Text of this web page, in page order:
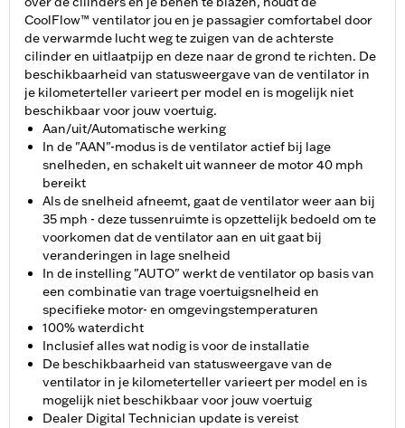
CoolFlow™ ventilator jou en je passagier comfortabel door
de verwarmde lucht weg te zuigen van de achterste
cilinder en uitlaatpijp en deze naar de grond te richten. De
beschikbaarheid van statusweergave van de ventilator in
je kilometerteller varieert per model en is mogelijk niet
beschikbaar voor jouw voertuig.
Aan/uit/Automatische werking
In de "AAN"-modus is de ventilator actief bij lage
snelheden, en schakelt uit wanneer de motor 40 mph
bereikt
Als de snelheid afneemt, gaat de ventilator weer aan bij
35 mph - deze tussenruimte is opzettelijk bedoeld om te
voorkomen dat de ventilator aan en uit gaat bij
veranderingen in lage snelheid
In de instelling "AUTO" werkt de ventilator op basis van
een combinatie van trage voertuigsnelheid en
specifieke motor- en omgevingstemperaturen
100% waterdicht
Inclusief alles wat nodig is voor de installatie
De beschikbaarheid van statusweergave van de
ventilator in je kilometerteller varieert per model en is
mogelijk niet beschikbaar voor jouw voertuig
Dealer Digital Technician update is vereist